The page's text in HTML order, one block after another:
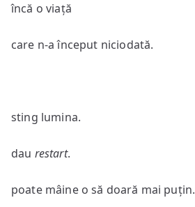
încă o viață
care n-a început niciodată.
sting lumina.
dau restart.
poate mâine o să doară mai puțin.